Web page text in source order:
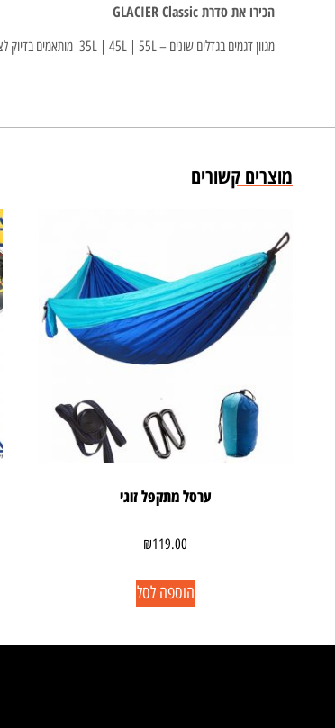
הכירו את סדרת GLACIER Classic
מגוון דגמים בגדלים שונים – 35L | 45L | 55L מותאמים בדיוק לצרכים שלכם, עם קירור עוצמתי, סוללה חיצונית לבחירה, שליטה חכמה באפליקציה ועיצוב קומפקטי שמוכן לכל הרפתקה.
מוצרים קשורים
ערסל מתקפל זוגי
₪119.00
הוספה לסל